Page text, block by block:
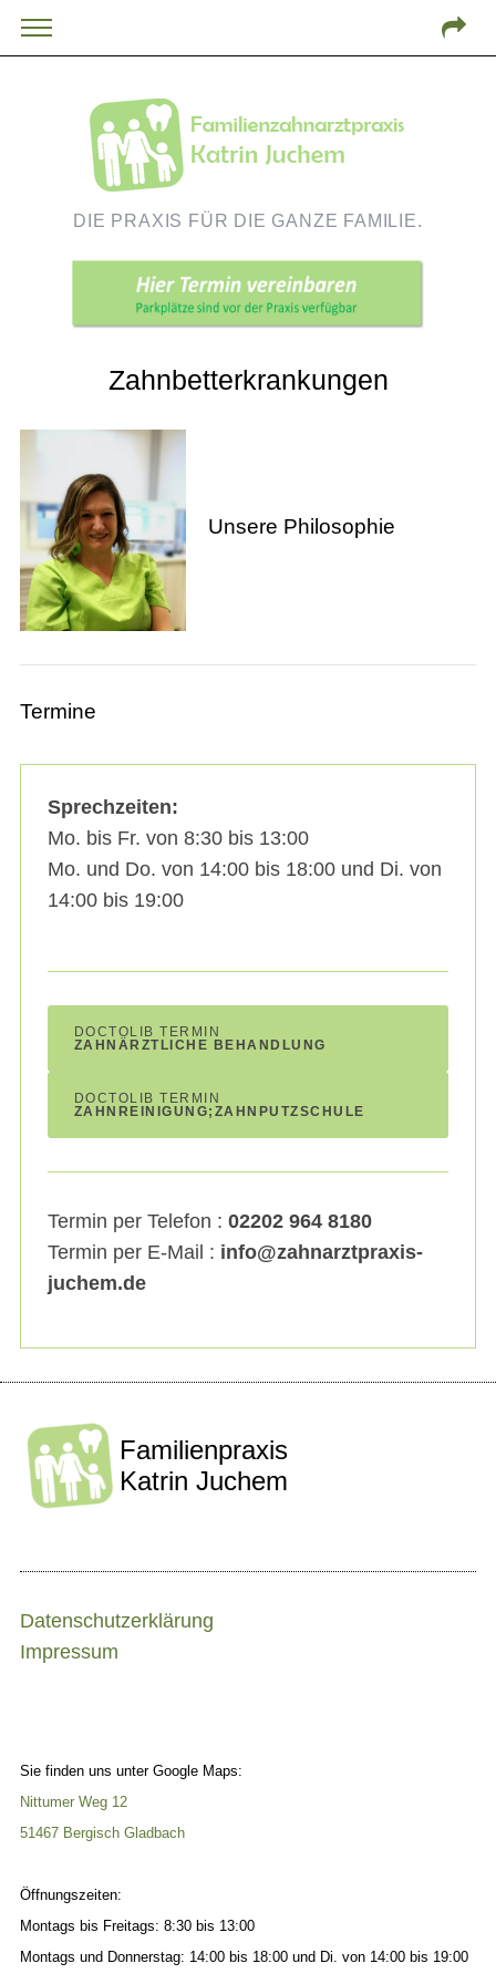
DIE PRAXIS FÜR DIE GANZE FAMILIE.
Zahnbetterkrankungen
Unsere Philosophie
Termine
Sprechzeiten:
Mo. bis Fr. von 8:30 bis 13:00
Mo. und Do. von 14:00 bis 18:00 und Di. von
14:00 bis 19:00
DOCTOLIB TERMIN
ZAHNÄRZTLICHE BEHANDLUNG
DOCTOLIB TERMIN
ZAHNREINIGUNG;ZAHNPUTZSCHULE
Termin per Telefon : 02202 964 8180
Termin per E-Mail : info@zahnarztpraxis-
juchem.de
Familienpraxis
Katrin Juchem
Datenschutzerklärung
Impressum
Sie finden uns unter Google Maps:
Nittumer Weg 12
51467 Bergisch Gladbach
Öffnungszeiten:
Montags bis Freitags: 8:30 bis 13:00
Montags und Donnerstag: 14:00 bis 18:00 und Di. von 14:00 bis 19:00
o